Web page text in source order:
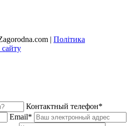
| Політика
Контактный телефон*
Email*